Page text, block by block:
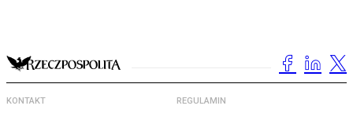
KONTAKT REGULAMIN